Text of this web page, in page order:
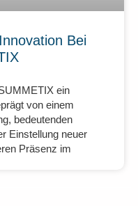
Bei
ein
von einem
bedeutenden
Einstellung neuer
Präsenz im